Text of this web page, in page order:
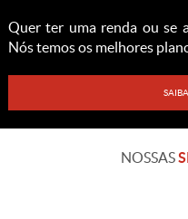
Quer ter uma renda ou se
Nós temos os melhores
NOSSAS